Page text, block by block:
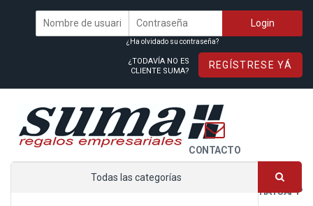
¿Ha olvidado su contraseña?
¿TODAVÍA NO ES
CLIENTE SUMA?
REGÍSTRESE YÁ
WHATSAPP
CONTACTO
Todas las categorías